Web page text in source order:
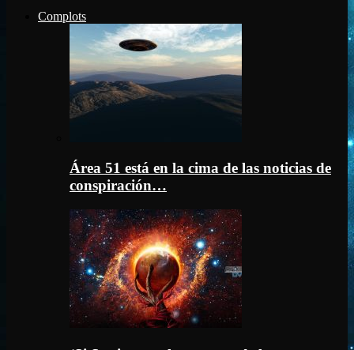
Complots
Área 51 está en la cima de las noticias de
conspiración…